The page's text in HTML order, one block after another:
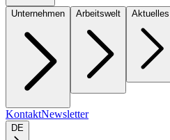
Unternehmen Arbeitswelt Aktuelles
KontaktNewsletter
DE